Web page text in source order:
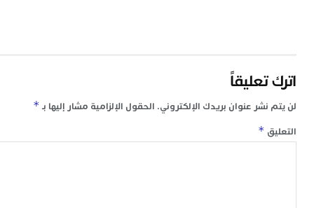
تعليقاً
نشر عنوان بريدك الإلكتروني. الحقول الإلزامية مشار إليها بـ*